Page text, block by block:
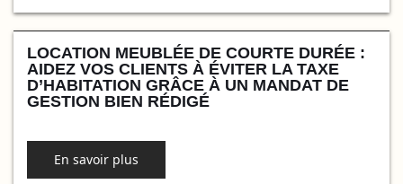
LOCATION MEUBLÉE DE COURTE DURÉE :
AIDEZ VOS CLIENTS À ÉVITER LA TAXE
D’HABITATION GRÂCE À UN MANDAT DE
GESTION BIEN RÉDIGÉ
En savoir plus